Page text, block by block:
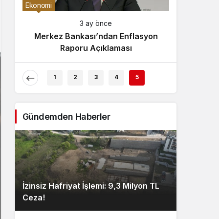
Gece Modu
Gece modunu seçin.
Sistem Modu
Sistem modunu seçin.
Ekonomi
3 ay önce
Merkez Bankası’ndan Enflasyon
Raporu Açıklaması
1 2 3 4 5
Gündemden Haberler
İzinsiz Hafriyat İşlemi: 9,3 Milyon TL
Ceza!